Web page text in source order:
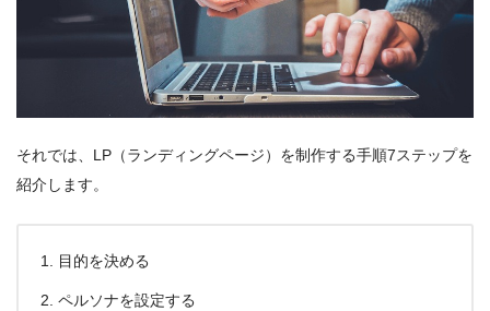
それでは、LP（ランディングページ）を制作する手順7ステップを
紹介します。
目的を決める
ペルソナを設定する